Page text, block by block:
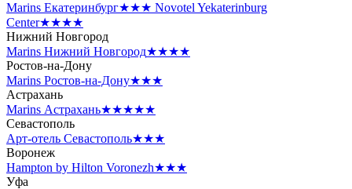
Marins Екатеринбург★★★ Novotel Yekaterinburg
Center★★★★
Нижний Новгород
Marins Нижний Новгород★★★★
Ростов-на-Дону
Marins Ростов-на-Дону★★★
Астрахань
Marins Астрахань★★★★★
Севастополь
Арт-отель Севастополь★★★
Воронеж
Hampton by Hilton Voronezh★★★
Уфа